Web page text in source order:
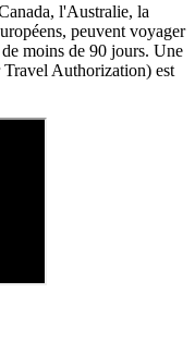
l'Australie, la
peuvent voyager
moins de 90 jours. Une
Authorization) est